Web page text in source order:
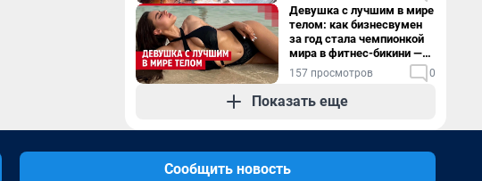
Девушка с лучшим в мире
телом: как бизнесвумен
за год стала чемпионкой
мира в фитнес-бикини —
видео
157 просмотров 0
Показать еще
Сообщить новость